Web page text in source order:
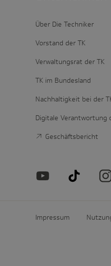
Über Die Techniker
Vorstand der TK
Verwaltungsrat der TK
TK im Bundesland
Nachhaltigkeit bei der
Digitale Verantwortung
Geschäftsbericht
Impressum